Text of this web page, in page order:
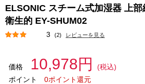
ELSONIC スチーム式加湿器 上
衛生的 EY-SHUM02
3 (2) レビューを見る
価格 10,978円
(税込)
ポイント
0ポイント還元